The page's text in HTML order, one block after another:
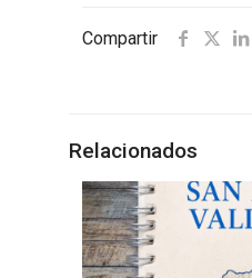
Compartir
Relacionados